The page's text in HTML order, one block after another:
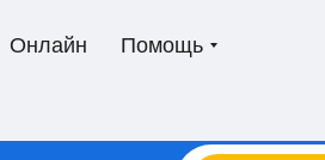
Онлайн Помощь